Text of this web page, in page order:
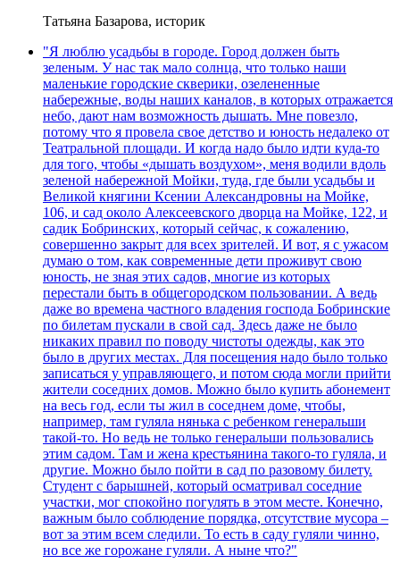
Татьяна Базарова, историк
"Я люблю усадьбы в городе. Город должен быть
зеленым. У нас так мало солнца, что только наши
маленькие городские скверики, озелененные
набережные, воды наших каналов, в которых отражается
небо, дают нам возможность дышать. Мне повезло,
потому что я провела свое детство и юность недалеко от
Театральной площади. И когда надо было идти куда-то
для того, чтобы «дышать воздухом», меня водили вдоль
зеленой набережной Мойки, туда, где были усадьбы и
Великой княгини Ксении Александровны на Мойке,
106, и сад около Алексеевского дворца на Мойке, 122, и
садик Бобринских, который сейчас, к сожалению,
совершенно закрыт для всех зрителей. И вот, я с ужасом
думаю о том, как современные дети проживут свою
юность, не зная этих садов, многие из которых
перестали быть в общегородском пользовании. А ведь
даже во времена частного владения господа Бобринские
по билетам пускали в свой сад. Здесь даже не было
никаких правил по поводу чистоты одежды, как это
было в других местах. Для посещения надо было только
записаться у управляющего, и потом сюда могли прийти
жители соседних домов. Можно было купить абонемент
на весь год, если ты жил в соседнем доме, чтобы,
например, там гуляла нянька с ребенком генеральши
такой-то. Но ведь не только генеральши пользовались
этим садом. Там и жена крестьянина такого-то гуляла, и
другие. Можно было пойти в сад по разовому билету.
Студент с барышней, который осматривал соседние
участки, мог спокойно погулять в этом месте. Конечно,
важным было соблюдение порядка, отсутствие мусора –
вот за этим всем следили. То есть в саду гуляли чинно,
но все же горожане гуляли. А ныне что?"